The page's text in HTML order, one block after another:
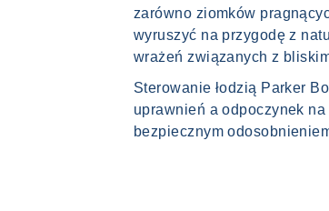
zarówno ziomków
wyruszyć na przygodę z
wrażeń związanych z
Sterowanie łodzią Parker
uprawnień a odpoczynek
bezpiecznym